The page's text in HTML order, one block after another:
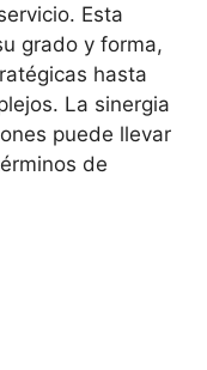
Esta
grado y forma,
hasta
La sinergia
puede llevar
de